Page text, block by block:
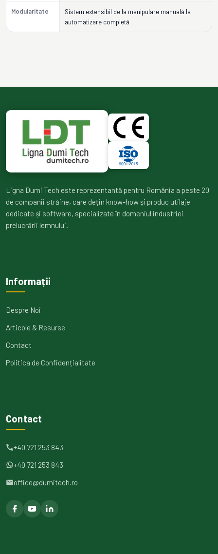
Modularitate
Sistem extensibil de la manipulare manuală la
automatizare completă
Ligna Dumi Tech este reprezentantă pentru România a peste 20
de companii străine, care dețin know-how și produc utilaje
dedicate și software, specializate în domeniul industriei
prelucrării lemnului.
Informații
Despre Noi
Articole & Resurse
Contact
Politica de Confidențialitate
Contact
+40 721 253 843
+40 721 253 843
office@dumitech.ro